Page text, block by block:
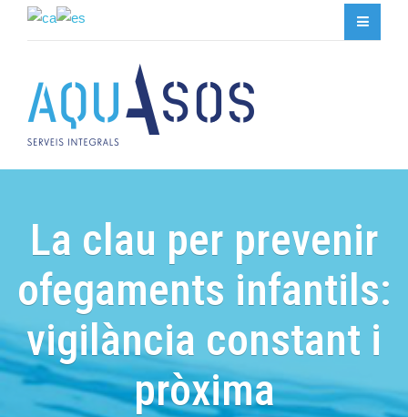
La clau per prevenir
ofegaments infantils:
vigilància constant i
pròxima